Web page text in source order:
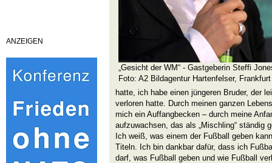
ANZEIGEN
„Gesicht der WM“ - Gastgeberin Steffi
Foto: A2 Bildagentur Hartenfelser, Frankfurt
hatte, ich habe einen jüngeren Bruder, der
verloren hatte. Durch meinen ganzen
mich ein Auffangbecken – durch meine
aufzuwachsen, das als „Mischling“ ständig
Ich weiß, was einem der Fußball geben
Titeln. Ich bin dankbar dafür, dass ich
darf, was Fußball geben und wie Fußball